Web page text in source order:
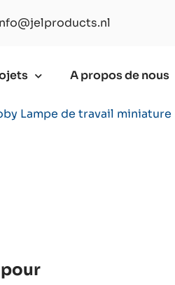
A propos de nous
Lampe de travail miniature